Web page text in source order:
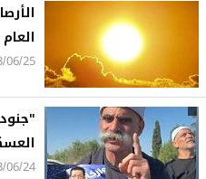
العام
25 9:53
24 19:39